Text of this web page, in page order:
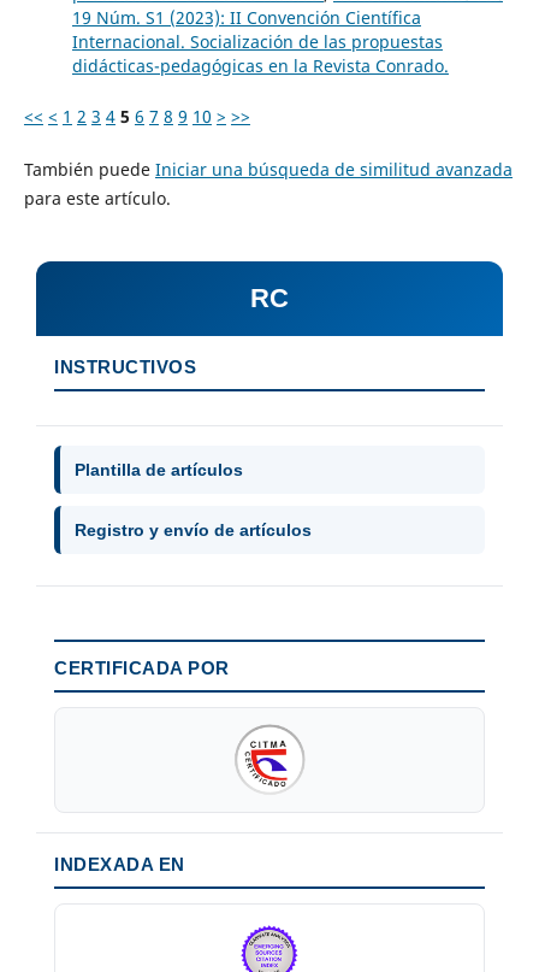
19 Núm. S1 (2023): II Convención Científica
Internacional. Socialización de las propuestas
didácticas-pedagógicas en la Revista Conrado.
<< < 1 2 3 4 5 6 7 8 9 10 > >>
También puede Iniciar una búsqueda de similitud avanzada
para este artículo.
RC
INSTRUCTIVOS
Plantilla de artículos
Registro y envío de artículos
CERTIFICADA POR
INDEXADA EN